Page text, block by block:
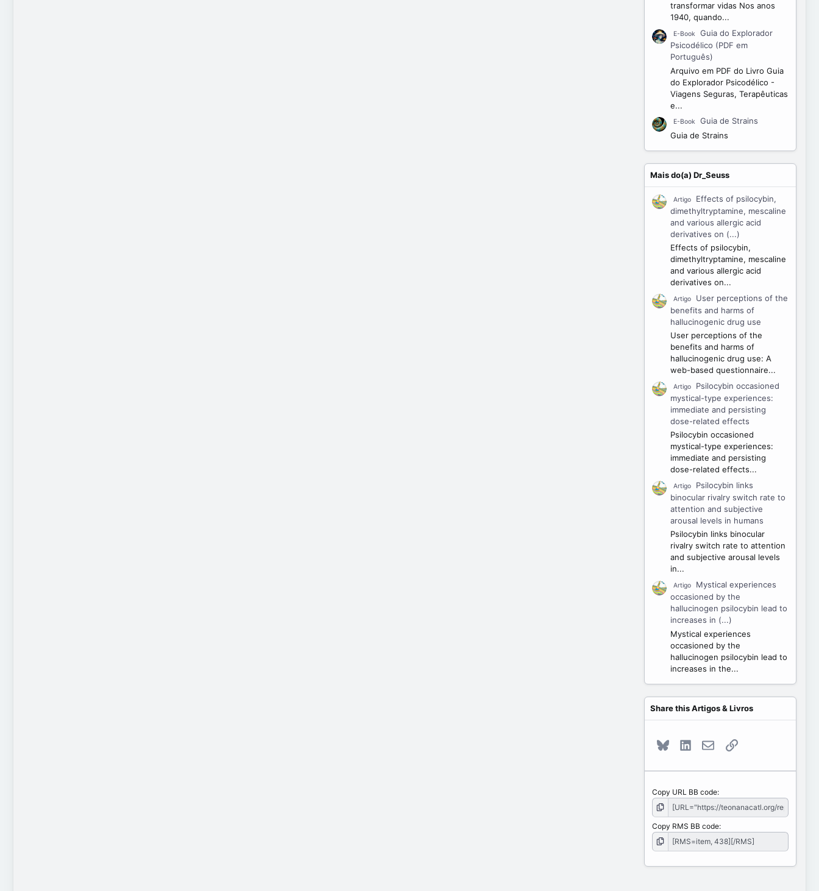
transformar vidas Nos anos
1940, quando...
E-Book
Guia do Explorador
Psicodélico (PDF em
Português)
Arquivo em PDF do Livro Guia
do Explorador Psicodélico -
Viagens Seguras, Terapêuticas
e...
E-Book
Guia de Strains
Guia de Strains
Mais do(a) Dr_Seuss
Artigo
Effects of psilocybin,
dimethyltryptamine, mescaline
and various allergic acid
derivatives on (...)
Effects of psilocybin,
dimethyltryptamine, mescaline
and various allergic acid
derivatives on...
Artigo
User perceptions of the
benefits and harms of
hallucinogenic drug use
User perceptions of the
benefits and harms of
hallucinogenic drug use: A
web-based questionnaire...
Artigo
Psilocybin occasioned
mystical-type experiences:
immediate and persisting
dose-related effects
Psilocybin occasioned
mystical-type experiences:
immediate and persisting
dose-related effects...
Artigo
Psilocybin links
binocular rivalry switch rate to
attention and subjective
arousal levels in humans
Psilocybin links binocular
rivalry switch rate to attention
and subjective arousal levels
in...
Artigo
Mystical experiences
occasioned by the
hallucinogen psilocybin lead to
increases in (...)
Mystical experiences
occasioned by the
hallucinogen psilocybin lead to
increases in the...
Share this Artigos & Livros
Bluesky LinkedInE-mailLink
Copy URL BB code
Copy RMS BB code